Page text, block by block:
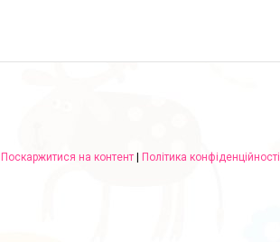
Поскаржитися на контент | Політика конфіденційності